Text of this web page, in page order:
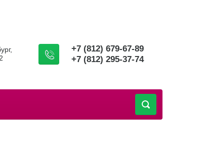
+7 (812) 679-67-89
+7 (812) 295-37-74